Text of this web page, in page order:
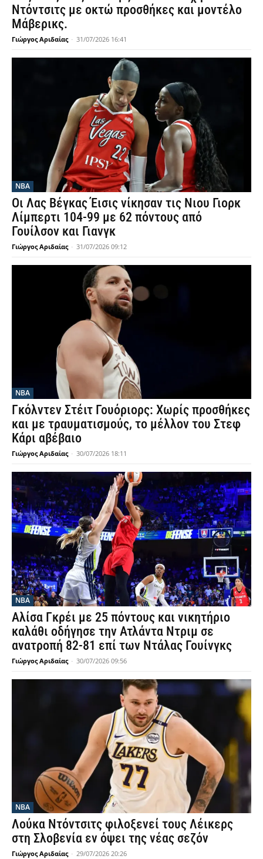
Ντόντσιτς με οκτώ προσθήκες και μοντέλο
Μάβερικς.
Γιώργος Αριδαίας - 31/07/2026 16:41
NBA
Οι Λας Βέγκας Έισις νίκησαν τις Νιου Γιορκ
Λίμπερτι 104-99 με 62 πόντους από
Γουίλσον και Γιανγκ
Γιώργος Αριδαίας - 31/07/2026 09:12
NBA
Γκόλντεν Στέιτ Γουόριορς: Χωρίς προσθήκες
και με τραυματισμούς, το μέλλον του Στεφ
Κάρι αβέβαιο
Γιώργος Αριδαίας - 30/07/2026 18:11
NBA
Αλίσα Γκρέι με 25 πόντους και νικητήριο
καλάθι οδήγησε την Ατλάντα Ντριμ σε
ανατροπή 82-81 επί των Ντάλας Γουίνγκς
Γιώργος Αριδαίας - 30/07/2026 09:56
NBA
Λούκα Ντόντσιτς φιλοξενεί τους Λέικερς
στη Σλοβενία εν όψει της νέας σεζόν
Γιώργος Αριδαίας - 29/07/2026 20:26